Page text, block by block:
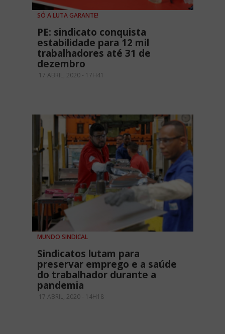
SÓ A LUTA GARANTE!
PE: sindicato conquista
estabilidade para 12 mil
trabalhadores até 31 de
dezembro
17 ABRIL, 2020 - 17H41
MUNDO SINDICAL
Sindicatos lutam para
preservar emprego e a saúde
do trabalhador durante a
pandemia
17 ABRIL, 2020 - 14H18